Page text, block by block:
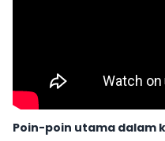
Poin-poin utama dalam